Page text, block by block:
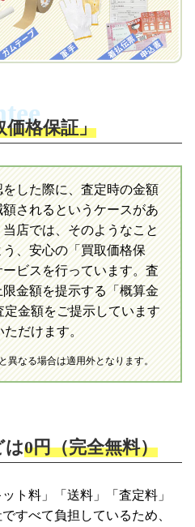
包
ットに同封する発送ガイドの手順
店へ無料で発送いただけます。
査定したおもちゃがご到着後、ご
口座に即日入金可能です。
写真の撮影方法
包
。お電話にて集荷依頼を行い発
店へ無料で発送いただけます。
査定したおもちゃがご到着後、ご
口座に即日入金可能です。
の流れ 写真の撮影方法
価格保証」
した際に、査定時の金額
額されるというケースがあ
当店では、そのようなこと
う、安心の「買取価格保
ビスを行っています。査
限金額を提示する「概算金
金額をご提示しています
だけます。
なる場合は適用外となります。
は0円（完全無料）
ト料」「送料」「査定料」
すべて負担しているため、